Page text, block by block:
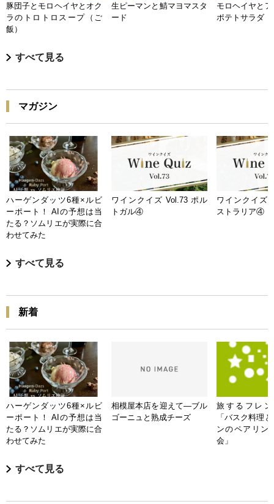
豚団子とモロヘイヤとオク
ラのトロトロスープ（ご
飯）
生ピーマンと鯖マヨマスタ
ード
モロヘイヤと
ポテトサラダ
すべて見る
マガジン
ハーゲンダッツ6種×ルビ
ーポート！ AIの予想は当
たる？ソムリエが実際に合
わせてみた
ワインクイズ Vol.73 ポル
トガル④
ワインクイズ
ストラリア④
すべて見る
新着
ハーゲンダッツ6種×ルビ
ーポート！ AIの予想は当
たる？ソムリエが実際に合
わせてみた
相模屋本店を迎えて―ブル
ゴーニュと熟成チーズ
旅するフレン
「バスク料理
ンのペアリン
会」
すべて見る